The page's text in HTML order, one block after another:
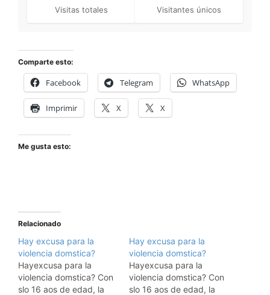
Visitas totales Visitantes únicos
Comparte esto:
Facebook Telegram WhatsApp
Imprimir X X
Me gusta esto:
Relacionado
Hay excusa para la
violencia domstica?
Hayexcusa para la
violencia domstica? Con
slo 16 aos de edad, la
Hay excusa para la
violencia domstica?
Hayexcusa para la
violencia domstica? Con
slo 16 aos de edad, la